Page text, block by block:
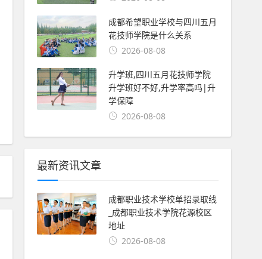
成都希望职业学校与四川五月
花技师学院是什么关系
2026-08-08
升学班,四川五月花技师学院
升学班好不好,升学率高吗|升
学保障
2026-08-08
最新资讯文章
成都职业技术学校单招录取线
_成都职业技术学院花源校区
地址
2026-08-08